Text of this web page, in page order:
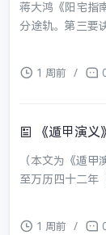
蒋大鸿《阳宅指
分途轨。第三要
1 周前 /
《遁甲演
（本文为《遁
至万历四十二年
1 周前 /